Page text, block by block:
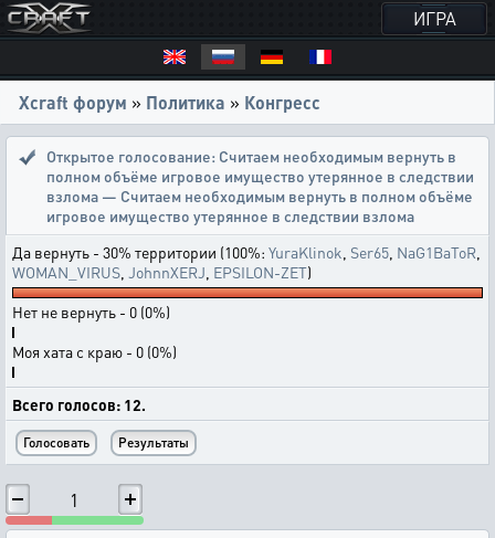
ИГРА
Xcraft форум » Политика » Конгресс
Открытое голосование: Считаем необходимым вернуть в
полном объёме игровое имущество утерянное в следствии
взлома — Считаем необходимым вернуть в полном объёме
игровое имущество утерянное в следствии взлома
Да вернуть - 30% территории (100%: YuraKlinok Ser65 NaG1BaToR
WOMAN_VIRUS JohnnXERJ EPSILON-ZET)
Нет не вернуть - 0 (0%)
Моя хата с краю - 0 (0%)
Всего голосов: 12.
1